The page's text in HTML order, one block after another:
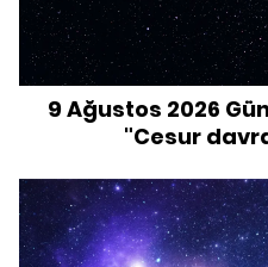
9 Ağustos 2026
"Cesur